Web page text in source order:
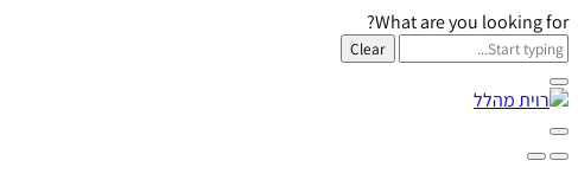
What are you looking for?
Clear